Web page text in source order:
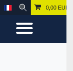
0,00 EUR